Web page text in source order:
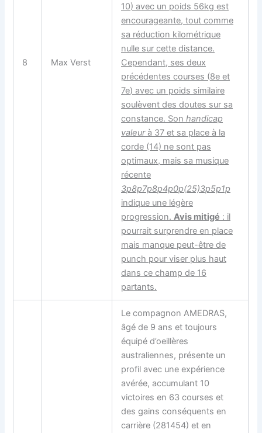
8 Max Verst
10) avec un poids 56kg est
encourageante, tout comme
sa réduction kilométrique
nulle sur cette distance.
Cependant, ses deux
précédentes courses (8e et
7e) avec un poids similaire
soulèvent des doutes sur sa
constance. Sonhandicap
valeurà 37 et sa place à la
corde (14) ne sont pas
optimaux, mais sa musique
récente
3p8p7p8p4p0p(25)3p5p1p
indique une légère
progression. Avis mitigé : il
pourrait surprendre en place
mais manque peut-être de
punch pour viser plus haut
dans ce champ de 16
partants.
Lecompagnon AMEDRAS,
âgé de 9 ans et toujours
équipé d’oeillères
australiennes, présente un
profil avec une expérience
avérée, accumulant 10
victoires en 63 courses et
des gains conséquents en
carrière (281454) et en